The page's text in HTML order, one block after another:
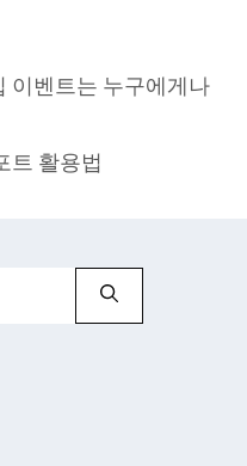
이벤트는 누구에게나
트 활용법